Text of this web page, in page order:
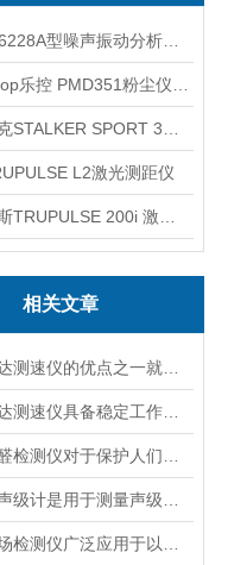
L2激光测距仪
相关文章